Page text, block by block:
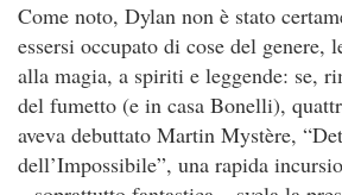
Come noto, Dylan non è stato
essersi occupato di cose del genere,
alla magia, a spiriti e leggende: se,
del fumetto (e in casa Bonelli),
aveva debuttato Martin Mystère,
dell’Impossibile”, una rapida